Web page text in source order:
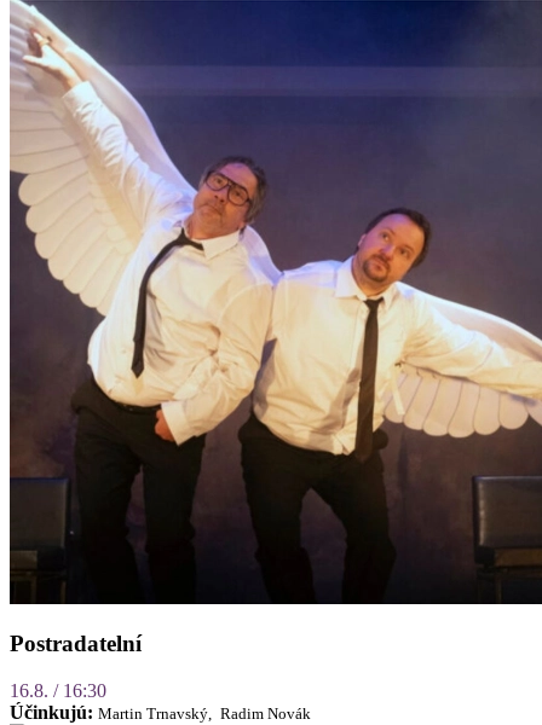
Postradatelní
16.8. / 16:30
Účinkujú: Martin Trnavský, Radim Novák